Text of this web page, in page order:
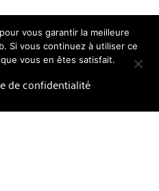
vous garantir la meilleure
Si vous continuez à utiliser ce
vous en êtes satisfait.
de confidentialité